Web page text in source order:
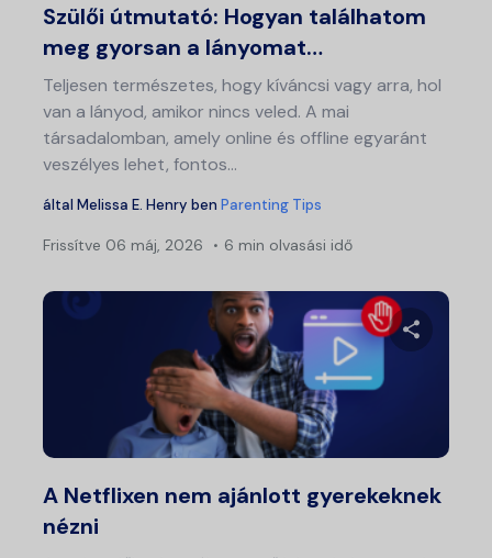
Szülői útmutató: Hogyan találhatom
meg gyorsan a lányomat…
Teljesen természetes, hogy kíváncsi vagy arra, hol
van a lányod, amikor nincs veled. A mai
társadalomban, amely online és offline egyaránt
veszélyes lehet, fontos...
által Melissa E. Henry ben Parenting Tips
Frissítve 06 máj, 2026 6 min olvasási idő
A Netflixen nem ajánlott gyerekeknek
nézni